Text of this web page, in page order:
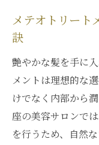
メテオトリー
説
施術後の
メテオト
髪のまと
施術後の
メテオトリート
訣
艶やかな髪を手に
メントは理想的な
けでなく内部から
座の美容サロンで
を行うため、自然